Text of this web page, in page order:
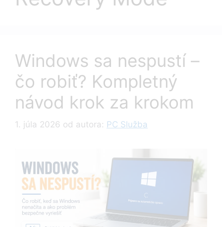
Windows sa nespustí –
čo robiť? Kompletný
návod krok za krokom
1. júla 2026 od autora: PC Služba